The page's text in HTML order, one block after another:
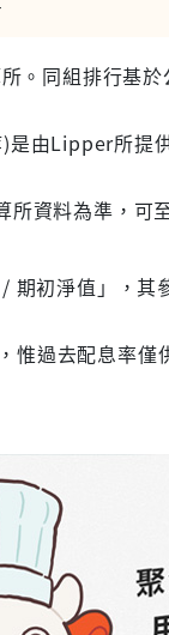
同組排行基
由Lipper所提
資料為準，可
初淨值」，
過去配息率